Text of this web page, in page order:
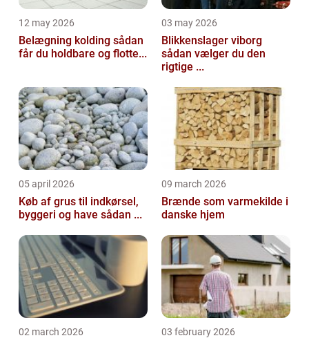
12 may 2026
Belægning kolding sådan
får du holdbare og flotte...
03 may 2026
Blikkenslager viborg
sådan vælger du den
rigtige ...
05 april 2026
Køb af grus til indkørsel,
byggeri og have sådan ...
09 march 2026
Brænde som varmekilde i
danske hjem
02 march 2026 03 february 2026